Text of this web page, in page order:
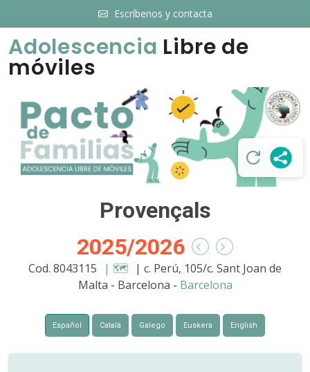
Escríbenos y contacta
Adolescencia Libre de
móviles
Provençals
2025/2026
Cod. 8043115 | 🗺️ | c. Perú, 105/c. Sant Joan de
Malta - Barcelona - Barcelona
Español Català Galego Euskera English